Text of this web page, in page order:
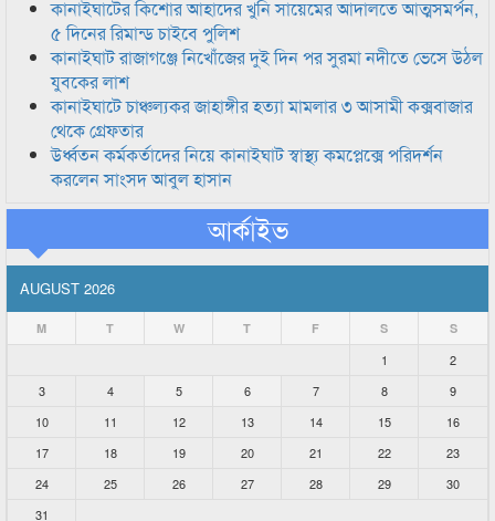
কানাইঘাটের কিশোর আহাদের খুনি সায়েমের আদালতে আত্মসমর্পন,
৫ দিনের রিমান্ড চাইবে পুলিশ
কানাইঘাট রাজাগঞ্জে নিখোঁজের দুই দিন পর সুরমা নদীতে ভেসে উঠল
যুবকের লাশ
কানাইঘাটে চাঞ্চল্যকর জাহাঙ্গীর হত্যা মামলার ৩ আসামী কক্সবাজার
থেকে গ্রেফতার
উর্ধ্বতন কর্মকর্তাদের নিয়ে কানাইঘাট স্বাস্থ্য কমপ্লেক্সে পরিদর্শন
করলেন সাংসদ আবুল হাসান
আর্কাইভ
AUGUST 2026
M T W T F S S
1
2
3
4 5 6 7 8
9
10
11 12 13 14 15
16
17
18 19 20 21 22
23
24
25 26 27 28 29
30
31